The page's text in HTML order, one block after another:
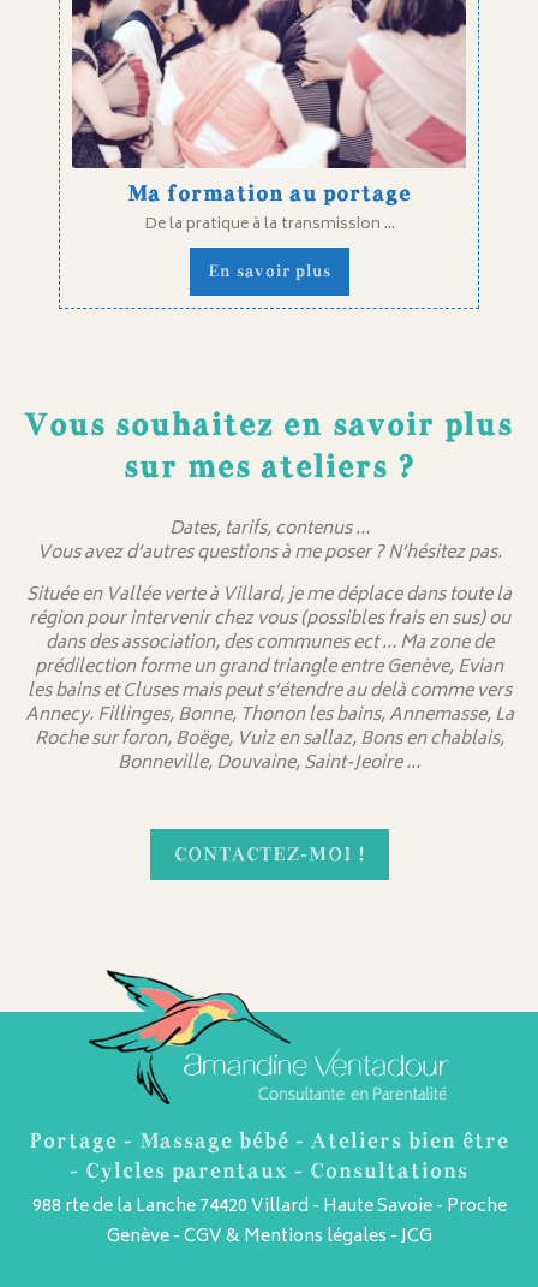
Ma formation au portage
De la pratique à la transmission ...
En savoir plus
Vous souhaitez en savoir plus
sur mes ateliers ?
Dates, tarifs, contenus …
Vous avez d’autres questions à me poser ? N’hésitez pas.
Située en Vallée verte à Villard, je me déplace dans toute la
région pour intervenir chez vous (possibles frais en sus) ou
dans des association, des communes ect … Ma zone de
prédilection forme un grand triangle entre Genève, Evian
les bains et Cluses mais peut s’étendre au delà comme vers
Annecy. Fillinges, Bonne, Thonon les bains, Annemasse, La
Roche sur foron, Boëge, Vuiz en sallaz, Bons en chablais,
Bonneville, Douvaine, Saint-Jeoire …
CONTACTEZ-MOI !
Portage - Massage bébé - Ateliers bien être
- Cylcles parentaux - Consultations
988 rte de la Lanche 74420 Villard - Haute Savoie - Proche
Genève -CGV & Mentions légales -JCG